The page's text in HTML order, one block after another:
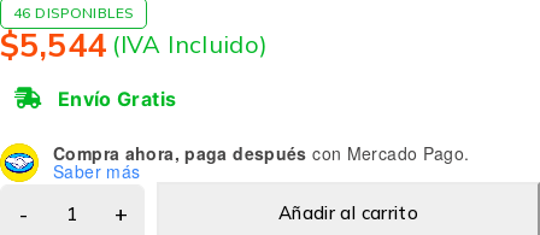
46 DISPONIBLES
$5,544 (IVA Incluido)
Envío Gratis
Compra ahora, paga después con Mercado Pago.
Saber más
Añadir al carrito